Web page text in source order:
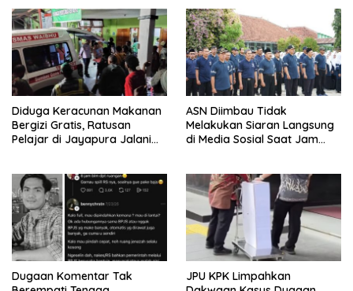
Diduga Keracunan Makanan
Bergizi Gratis, Ratusan
Pelajar di Jayapura Jalani
ASN Diimbau Tidak
Melakukan Siaran Langsung
di Media Sosial Saat Jam
Dugaan Komentar Tak
JPU KPK Limpahkan